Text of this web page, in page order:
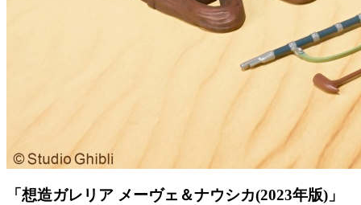
「想造ガレリア メーヴェ＆ナウシカ(2023年版)」